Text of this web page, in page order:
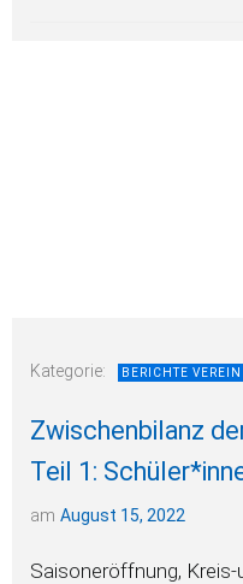
Kategorie: BERICHTE VEREIN
Zwischenbilanz
Teil 1:
am August 15, 2022
Saisoneröffnung,